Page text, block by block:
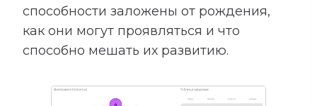
способности заложены от рождения,
как они могут проявляться и что
способно мешать их развитию.